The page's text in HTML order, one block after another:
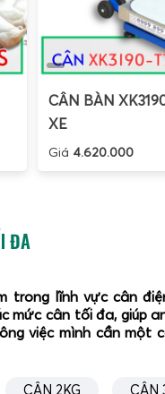
CÂN BÀN
XE
Giá 4.620.000
ĐA
trong lĩnh vực cân
cân tối đa, giúp
việc mình cần một
CÂN 2KG CÂN